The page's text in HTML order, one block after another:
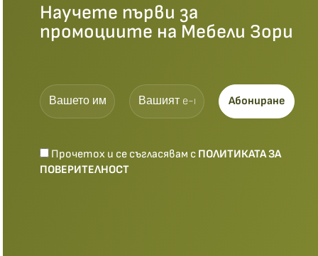
Научете първи за
промоциите на Мебели Зори
Прочетох и се съгласявам с ПОЛИТИКАТА ЗА
ПОВЕРИТЕЛНОСТ